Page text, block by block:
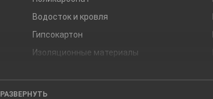
Водосток и кровля
Гипсокартон
Изоляционные материалы
РАЗВЕРНУТЬ